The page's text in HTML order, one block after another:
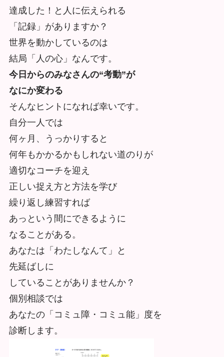
達成した！と人に伝えられる
「記録」がありますか？
世界を動かしているのは
結局「人の心」なんです。
今日からのみなさんの“考動”が
なにか変わる
そんなヒントになれば幸いです。
自分一人では
何ヶ月、うっかりすると
何年もかかるかもしれない道のりが
適切なコーチを迎え
正しい捉え方と方法を学び
繰り返し練習すれば
あっという間にできるように
なることがある。
あなたは「わたしなんて」と
先延ばしに
していることがありませんか？
個別相談では
あなたの「コミュ障・コミュ能」度を
診断します。